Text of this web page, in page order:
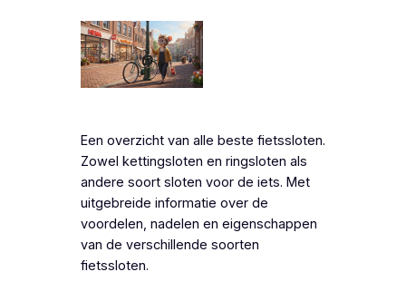
Een overzicht van alle beste fietssloten.
Zowel kettingsloten en ringsloten als
andere soort sloten voor de iets. Met
uitgebreide informatie over de
voordelen, nadelen en eigenschappen
van de verschillende soorten
fietssloten.